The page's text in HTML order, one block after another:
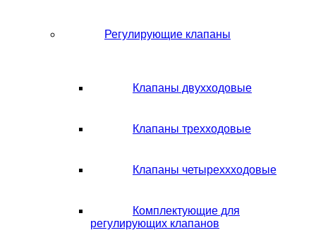
Регулирующие клапаны
Клапаны двухходовые
Клапаны трехходовые
Клапаны четыреххходовые
Комплектующие для
регулирующих клапанов